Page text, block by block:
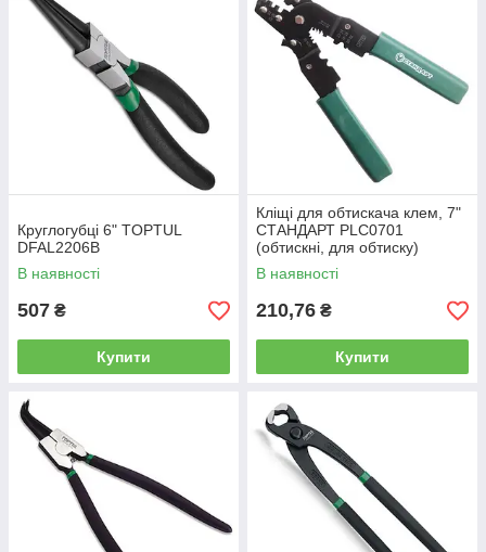
Круглогубці 6" TOPTUL
DFAL2206B
В наявності
507 ₴
Купити
Кліщі для обтискача клем, 7"
СТАНДАРТ PLC0701
(обтискні, для обтиску)
В наявності
210,76 ₴
Купити